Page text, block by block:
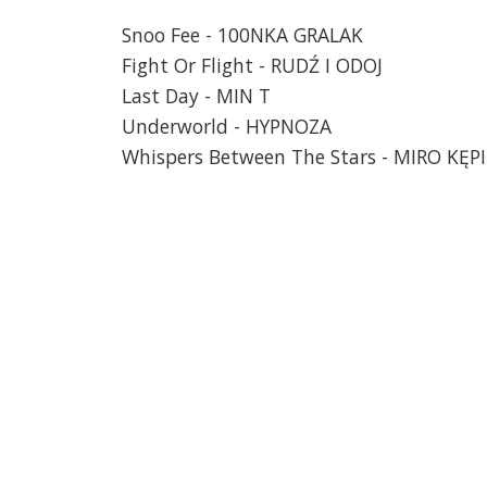
Snoo Fee - 100NKA GRALAK
Fight Or Flight - RUDŹ I ODOJ
Last Day - MIN T
Underworld - HYPNOZA
Whispers Between The Stars - MIRO